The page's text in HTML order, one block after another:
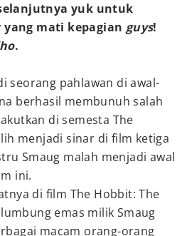
yuk untuk
mati kepagian guys!
.
seorang pahlawan di awal-
berhasil membunuh salah
di semesta The
menjadi sinar di film ketiga
Smaug malah menjadi awal
ini.
di film The Hobbit: The
emas milik Smaug
macam orang-orang